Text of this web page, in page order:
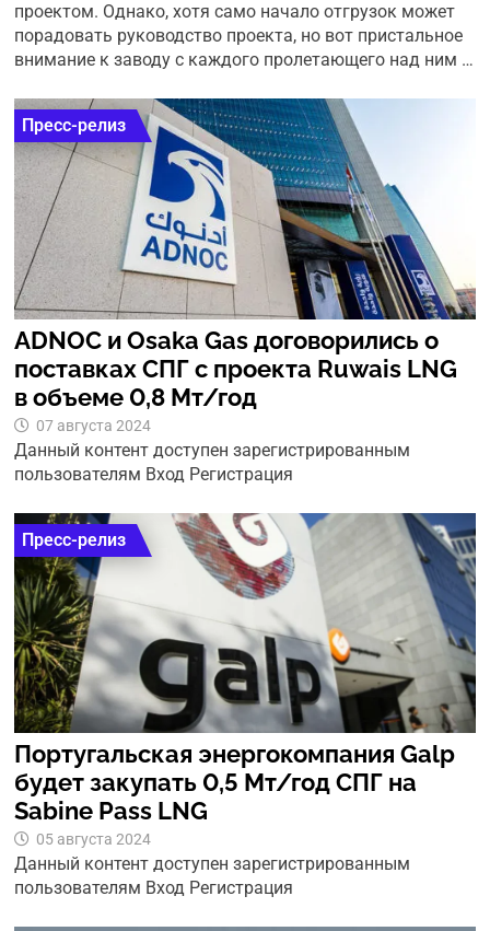
проектом. Однако, хотя само начало отгрузок может
порадовать руководство проекта, но вот пристальное
внимание к заводу с каждого пролетающего над ним …
Пресс-релиз
ADNOC и Osaka Gas договорились о
поставках СПГ с проекта Ruwais LNG
в объеме 0,8 Мт/год
07 августа 2024
Данный контент доступен зарегистрированным
пользователям Вход Регистрация
Пресс-релиз
Португальская энергокомпания Galp
будет закупать 0,5 Мт/год СПГ на
Sabine Pass LNG
05 августа 2024
Данный контент доступен зарегистрированным
пользователям Вход Регистрация